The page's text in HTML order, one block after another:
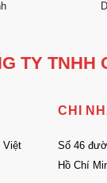
TY TNHH
Việt
CHI
Số 46
Hồ Chí